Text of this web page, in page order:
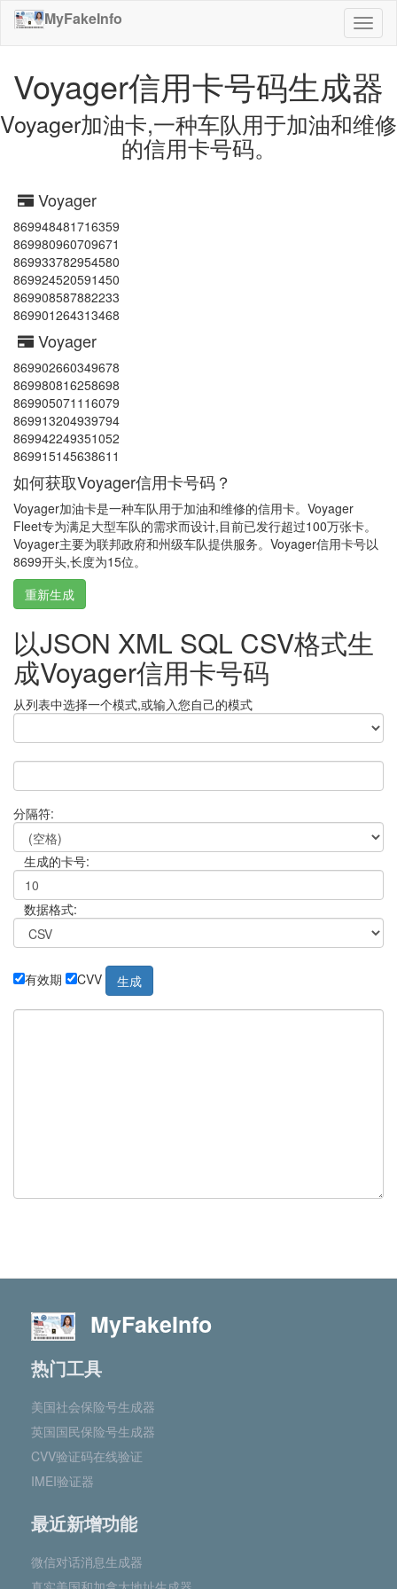
切
换
航
MyFakeInfo
Voyager信用卡号码生成器
Voyager加油卡,一种车队用于加油和维修
的信用卡号码。
Voyager
869948481716359
869980960709671
869933782954580
869924520591450
869908587882233
869901264313468
Voyager
869902660349678
869980816258698
869905071116079
869913204939794
869942249351052
869915145638611
如何获取Voyager信用卡号码？
Voyager加油卡是一种车队用于加油和维修的信用卡。Voyager
Fleet专为满足大型车队的需求而设计,目前已发行超过100万张卡。
Voyager主要为联邦政府和州级车队提供服务。Voyager信用卡号以
8699开头,长度为15位。
重新生成
以JSON XML SQL CSV格式生
成Voyager信用卡号码
从列表中选择一个模式,或输入您自己的模式
分隔符:
生成的卡号:
数据格式:
有效期 CVV
MyFakeInfo
热门工具
美国社会保险号生成器
英国国民保险号生成器
CVV验证码在线验证
IMEI验证器
最近新增功能
微信对话消息生成器